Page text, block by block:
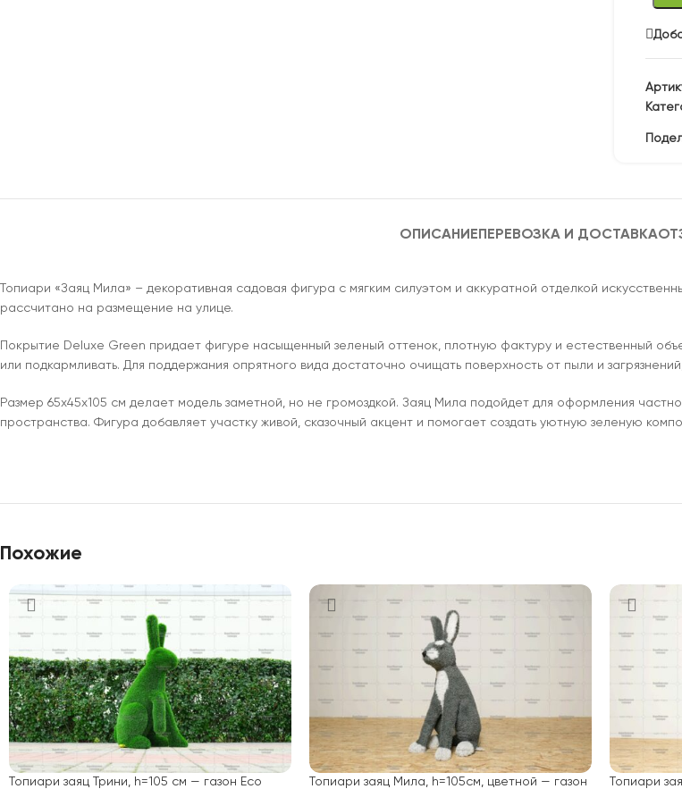
ОПИСАНИЕПЕРЕВОЗКА И ДОСТАВКА
Топиари «Заяц Мила» – декоративная садовая фигура с мягким силуэтом и аккуратной отделкой
рассчитано на размещение на улице.
Покрытие Deluxe Green придает фигуре насыщенный зеленый оттенок, плотную фактуру и естественный
или подкармливать. Для поддержания опрятного вида достаточно очищать поверхность от пыли и
Размер 65х45х105 см делает модель заметной, но не громоздкой. Заяц Мила подойдет для оформления
пространства. Фигура добавляет участку живой, сказочный акцент и помогает создать уютную зеленую
Похожие
Топиари заяц Трини, h=105 см — газон Eco
Топиари заяц Мила, h=105см, цветной — газон
Топиари